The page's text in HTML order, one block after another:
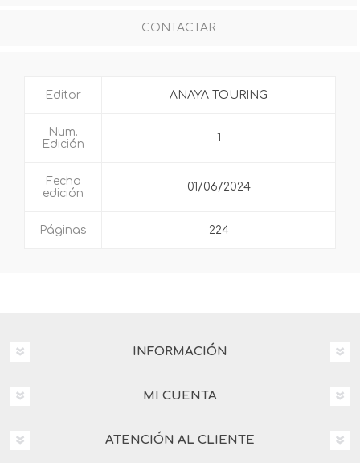
CONTACTAR
Editor ANAYA TOURING
Num.
Edición
1
Fecha
edición
01/06/2024
Páginas 224
INFORMACIÓN
MI CUENTA
ATENCIÓN AL CLIENTE